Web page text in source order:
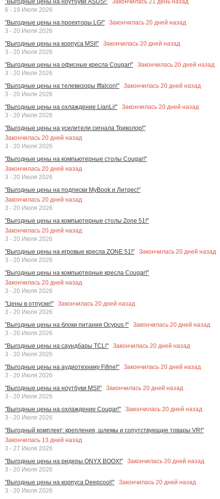
6 - 19 Июля 2026
"Выгодные цены на проекторы LG!"
Закончилась 20 дней назад
3 - 20 Июля 2026
"Выгодные цены на корпуса MSI!"
Закончилась 20 дней назад
3 - 20 Июля 2026
"Выгодные цены на офисные кресла Cougar!"
Закончилась 20 дней назад
3 - 20 Июля 2026
"Выгодные цены на телевизоры Iffalcon!"
Закончилась 20 дней назад
3 - 20 Июля 2026
"Выгодные цены на охлаждение LianLi!"
Закончилась 20 дней назад
3 - 20 Июля 2026
"Выгодные цены на усилители сигнала Триколор!"
Закончилась 20 дней назад
3 - 20 Июля 2026
"Выгодные цены на компьютерные столы Cougar!"
Закончилась 20 дней назад
3 - 20 Июля 2026
"Выгодные цены на подписки MyBook и Литрес!"
Закончилась 20 дней назад
3 - 20 Июля 2026
"Выгодные цены на компьютерные столы Zone 51!"
Закончилась 20 дней назад
3 - 20 Июля 2026
"Выгодные цены на игровые кресла ZONE 51!"
Закончилась 20 дней назад
3 - 20 Июля 2026
"Выгодные цены на компьютерные кресла Cougar!"
Закончилась 20 дней назад
3 - 20 Июля 2026
"Цены в отпуске!"
Закончилась 20 дней назад
3 - 20 Июля 2026
"Выгодные цены на блоки питания Ocypus !"
Закончилась 20 дней назад
3 - 20 Июля 2026
"Выгодные цены на саундбары TCL!"
Закончилась 20 дней назад
3 - 20 Июля 2026
"Выгодные цены на аудиотехнику Fifine!"
Закончилась 20 дней назад
3 - 20 Июля 2026
"Выгодные цены на ноутбуки MSI!"
Закончилась 20 дней назад
3 - 20 Июля 2026
"Выгодные цены на охлаждение Cougar!"
Закончилась 20 дней назад
3 - 20 Июля 2026
"Выгодный комплект: крепления, шлемы и сопутствующие товары VR!"
Закончилась 13 дней назад
3 - 27 Июля 2026
"Выгодные цены на ридеры ONYX BOOX!"
Закончилась 20 дней назад
3 - 20 Июля 2026
"Выгодные цены на корпуса Deepcool!"
Закончилась 20 дней назад
3 - 20 Июля 2026